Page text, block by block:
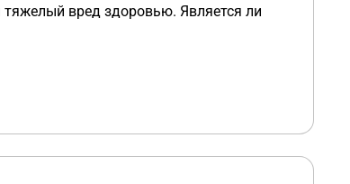
вред здоровью. Является ли